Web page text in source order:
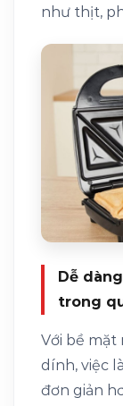
như thịt,
Dễ
trong
Với bề
dính, việc
đơn giản